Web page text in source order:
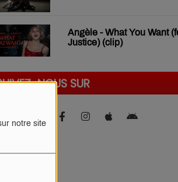
notre site
Angèle - What You Want
Justice) (clip)
NOUS SUR